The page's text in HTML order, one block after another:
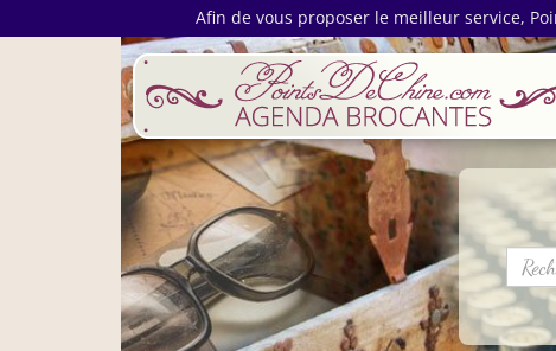
Afin de vous proposer le meilleur service,